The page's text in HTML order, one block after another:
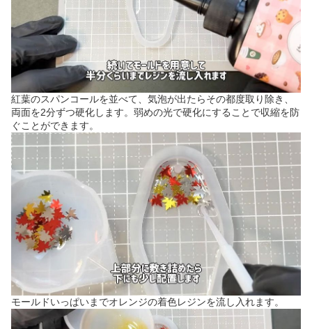
紅葉のスパンコールを並べて、気泡が出たらその都度取り除き、
両面を2分ずつ硬化します。弱めの光で硬化にすることで収縮を防
ぐことができます。
モールドいっぱいまでオレンジの着色レジンを流し入れます。